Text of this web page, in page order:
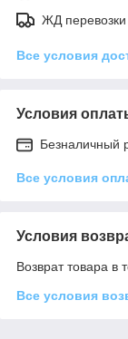
ЖД перевозки
Все условия
Условия
Безналичный
Все условия
Условия
Возврат товара в
Все условия